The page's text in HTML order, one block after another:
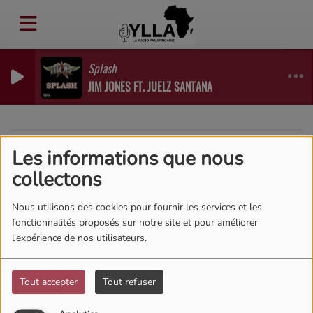
Les informations que nous
collectons
Nous utilisons des cookies pour fournir les services et les
fonctionnalités proposés sur notre site et pour améliorer
l'expérience de nos utilisateurs.
Tout accepter Tout refuser
Splash
JIM JONES FT. JUELZ SANTANA